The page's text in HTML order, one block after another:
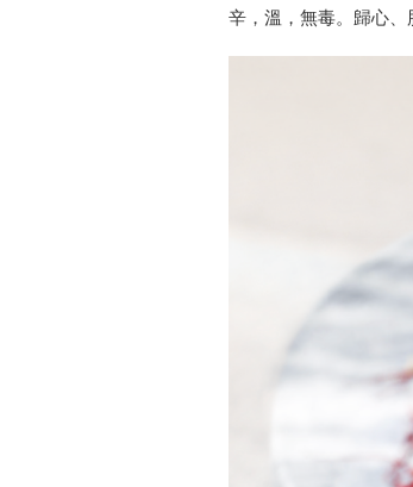
辛，溫，無毒。歸心、